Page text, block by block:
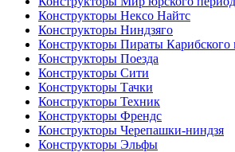
Конструкторы Нексо Найтс
Конструкторы Ниндзяго
Конструкторы Пираты Карибского
Конструкторы Поезда
Конструкторы Сити
Конструкторы Тачки
Конструкторы Техник
Конструкторы Френдс
Конструкторы Черепашки-ниндзя
Конструкторы Эльфы